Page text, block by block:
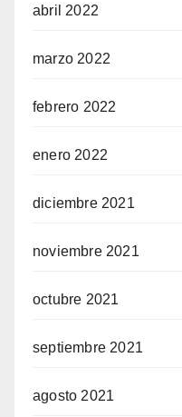
abril 2022
marzo 2022
febrero 2022
enero 2022
diciembre 2021
noviembre 2021
octubre 2021
septiembre 2021
agosto 2021